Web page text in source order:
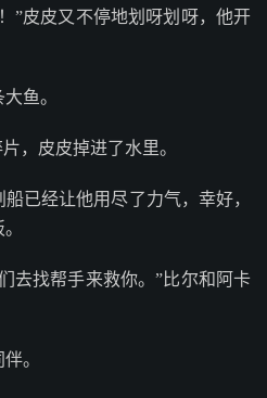
”皮皮又不停地划呀划呀，他开
鱼。
，皮皮掉进了水里。
已经让他用尽了力气，幸好，
去找帮手来救你。”比尔和阿卡
。